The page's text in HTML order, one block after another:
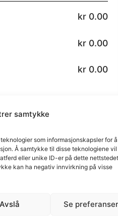
samtykke
som informasjonskapsler for å
Å samtykke til disse teknologiene vil
eller unike ID-er på dette
kan ha negativ innvirkning på visse
Avslå Se preferanser
kr 0.00
kr 0.00
kr 0.00